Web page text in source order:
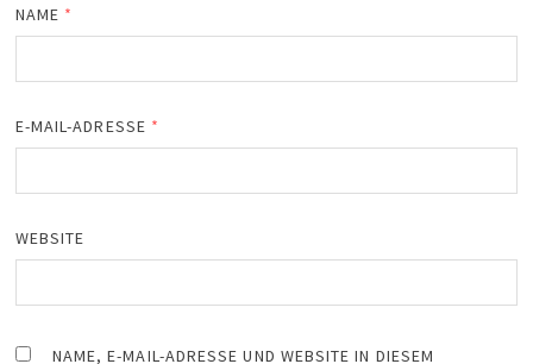
NAME *
E-MAIL-ADRESSE *
WEBSITE
NAME, E-MAIL-ADRESSE UND WEBSITE IN DIESEM